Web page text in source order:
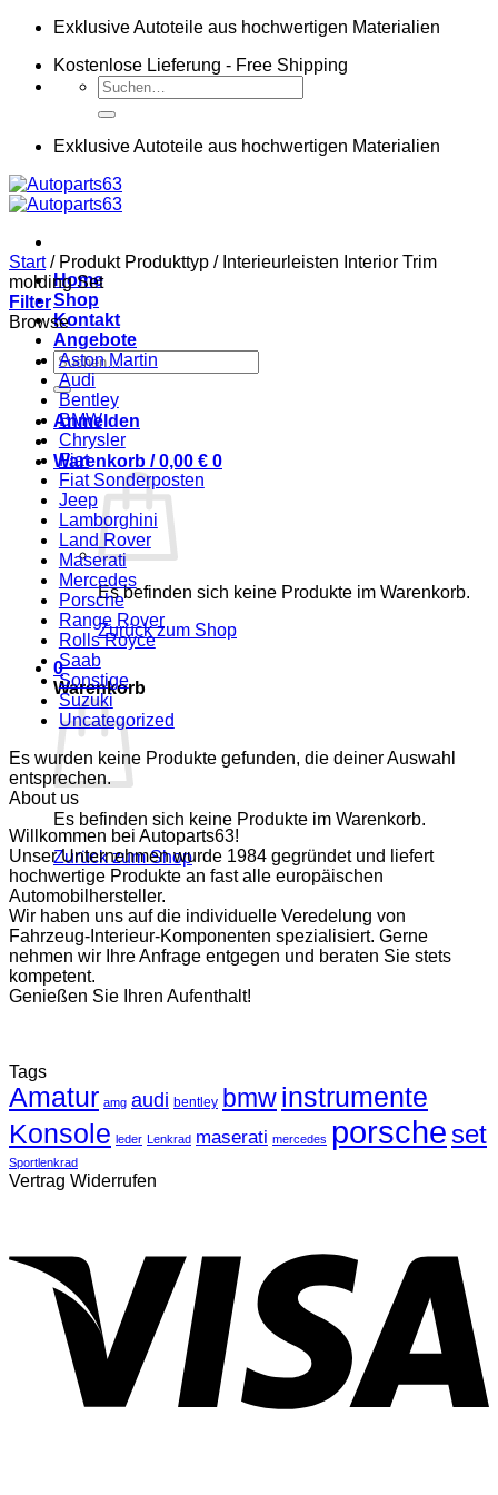
Zum
springen
Exklusive Autoteile aus hochwertigen Materialien
Kostenlose Lieferung - Free Shipping
Suchen
nach:
Exklusive Autoteile aus hochwertigen Materialien
Home
Shop
Kontakt
Angebote
Suchen
nach:
Anmelden
Warenkorb /0,00 € 0
Es befinden sich keine Produkte im Warenkorb.
Zurück zum Shop
0
Warenkorb
Es befinden sich keine Produkte im Warenkorb.
Zurück zum Shop
Start /Produkt Produkttyp /Interieurleisten Interior Trim
molding Set
Filter
Browse
Aston Martin
Audi
Bentley
BMW
Chrysler
Fiat
Fiat Sonderposten
Jeep
Lamborghini
Land Rover
Maserati
Mercedes
Porsche
Range Rover
Rolls Royce
Saab
Sonstige
Suzuki
Uncategorized
Es wurden keine Produkte gefunden, die deiner Auswahl
entsprechen.
About us
Willkommen bei Autoparts63!
Unser Unternehmen wurde 1984 gegründet und liefert
hochwertige Produkte an fast alle europäischen
Automobilhersteller.
Wir haben uns auf die individuelle Veredelung von
Fahrzeug-Interieur-Komponenten spezialisiert. Gerne
nehmen wir Ihre Anfrage entgegen und beraten Sie stets
kompetent.
Genießen Sie Ihren Aufenthalt!
Tags
Amatur amg audi bentley bmwinstrumente
Konsole leder Lenkrad maserati mercedes porsche set
Sportlenkrad
Vertrag Widerrufen